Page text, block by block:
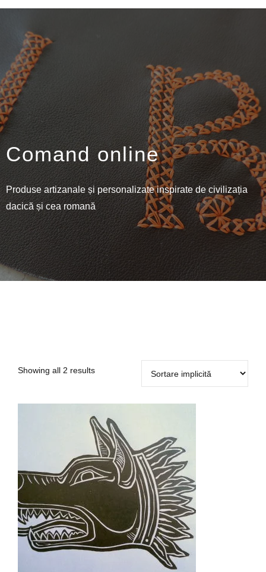
Comand online
Produse artizanale și personalizate inspirate de civilizația
dacică și cea romană
Showing all 2 results